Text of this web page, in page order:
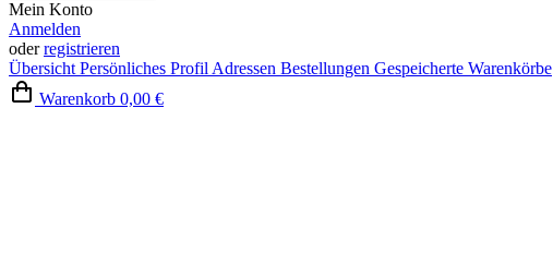
Mein Konto
Anmelden
oderregistrieren
Übersicht Persönliches Profil Adressen Bestellungen Gespeicherte Warenkörbe
Warenkorb 0,00 €